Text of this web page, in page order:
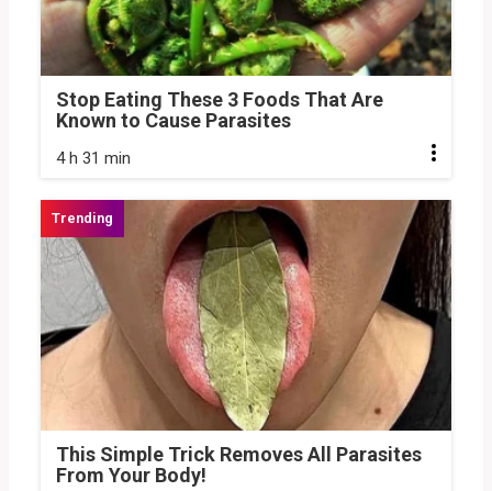
Stop Eating These 3 Foods That Are
Known to Cause Parasites
4 h 31 min
This Simple Trick Removes All Parasites
From Your Body!